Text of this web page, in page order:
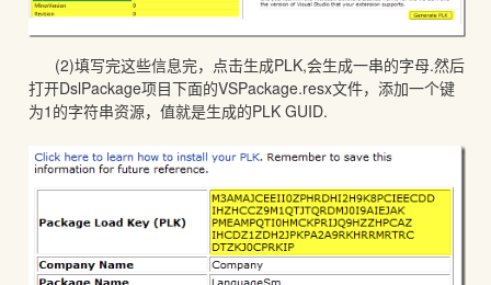
(2)填写完这些信息完，点击生成PLK,会生成一串的字母.然后
打开DslPackage项目下面的VSPackage.resx文件，添加一个键
为1的字符串资源，值就是生成的PLK GUID.